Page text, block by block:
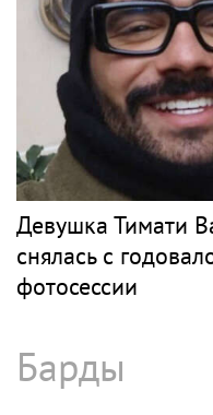
Девушка Тимати
снялась с
фотосессии
Барды